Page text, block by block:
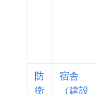
防
衛
宿舎
（建設